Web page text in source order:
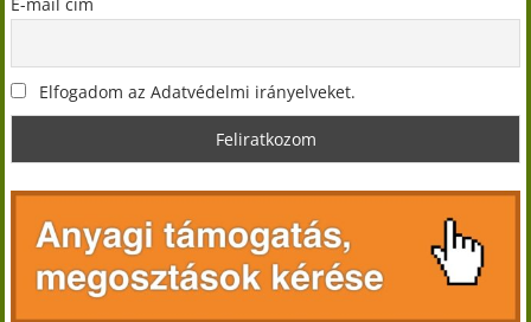
Elfogadom az Adatvédelmi irányelveket.